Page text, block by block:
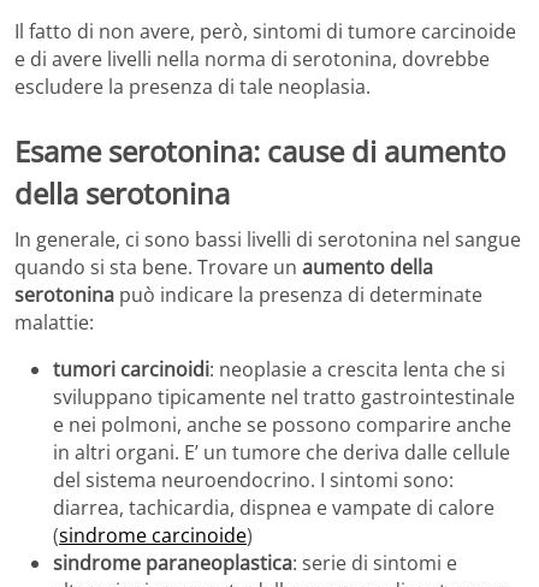
Il fatto di non avere, però, sintomi di tumore carcinoide
e di avere livelli nella norma di serotonina, dovrebbe
escludere la presenza di tale neoplasia.
Esame serotonina: cause di aumento
della serotonina
In generale, ci sono bassi livelli di serotonina nel sangue
quando si sta bene. Trovare un aumento della
serotonina può indicare la presenza di determinate
malattie:
tumori carcinoidi: neoplasie a crescita lenta che si
sviluppano tipicamente nel tratto gastrointestinale
e nei polmoni, anche se possono comparire anche
in altri organi. E’ un tumore che deriva dalle cellule
del sistema neuroendocrino. I sintomi sono:
diarrea, tachicardia, dispnea e vampate di calore
(sindrome carcinoide)
sindrome paraneoplastica: serie di sintomi e